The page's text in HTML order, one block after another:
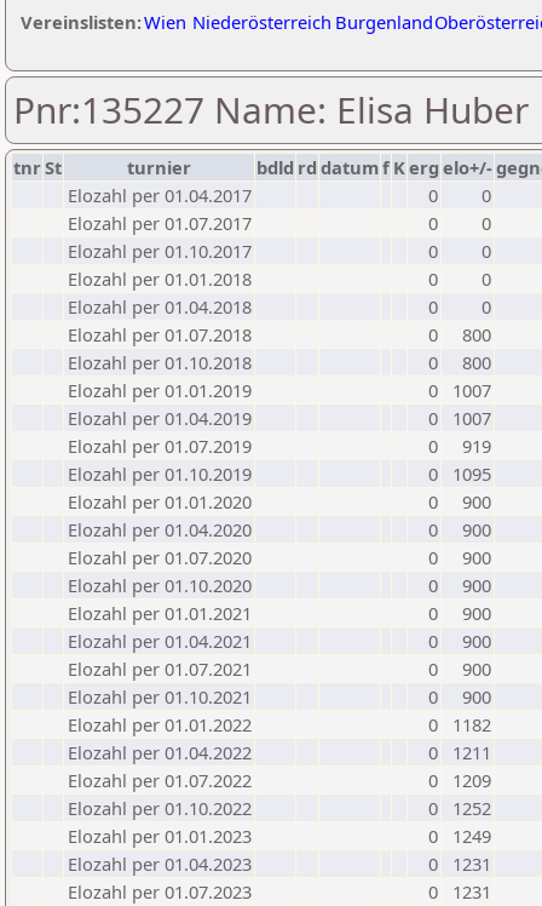
Vereinslisten:Wien Niederösterreich Burgenland
Pnr:135227 Name: Elisa Huber
tnrSt turnier bdld rd datumf Kerg elo+/-
Elozahl per 01.04.2017
0
0
Elozahl per 01.07.2017
0
0
Elozahl per 01.10.2017
0
0
Elozahl per 01.01.2018
0
0
Elozahl per 01.04.2018
0
0
Elozahl per 01.07.2018
0
800
Elozahl per 01.10.2018
0
800
Elozahl per 01.01.2019
0
1007
Elozahl per 01.04.2019
0
1007
Elozahl per 01.07.2019
0
919
Elozahl per 01.10.2019
0
1095
Elozahl per 01.01.2020
0
900
Elozahl per 01.04.2020
0
900
Elozahl per 01.07.2020
0
900
Elozahl per 01.10.2020
0
900
Elozahl per 01.01.2021
0
900
Elozahl per 01.04.2021
0
900
Elozahl per 01.07.2021
0
900
Elozahl per 01.10.2021
0
900
Elozahl per 01.01.2022
0
1182
Elozahl per 01.04.2022
0
1211
Elozahl per 01.07.2022
0
1209
Elozahl per 01.10.2022
0
1252
Elozahl per 01.01.2023
0
1249
Elozahl per 01.04.2023
0
1231
Elozahl per 01.07.2023
0
1231